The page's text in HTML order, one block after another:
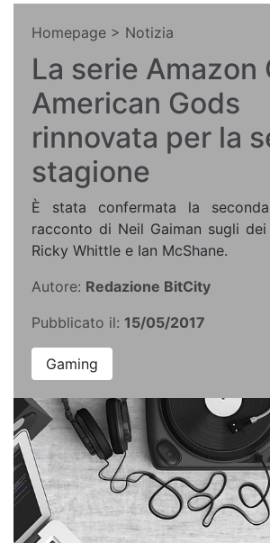
Homepage > Notizia
La serie Amazon
American Gods
rinnovata per la
stagione
È stata confermata la
racconto di Neil Gaiman sugli
Ricky Whittle e Ian McShane.
Autore: Redazione BitCity
Pubblicato il: 15/05/2017
Gaming